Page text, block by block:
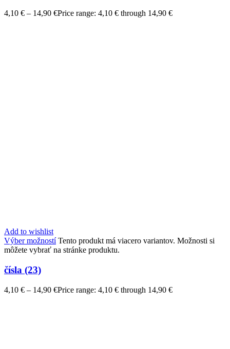
4,10 € – 14,90 €Price range: 4,10 € through 14,90 €
Add to wishlist
Výber možností Tento produkt má viacero variantov. Možnosti si
môžete vybrať na stránke produktu.
čísla (23)
4,10 € – 14,90 €Price range: 4,10 € through 14,90 €